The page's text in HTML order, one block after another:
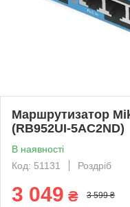
Маршрутизатор
(RB952UI-5AC2ND)
В наявності
Код: 51131
Роздріб
3 049 ₴ 3 599 ₴